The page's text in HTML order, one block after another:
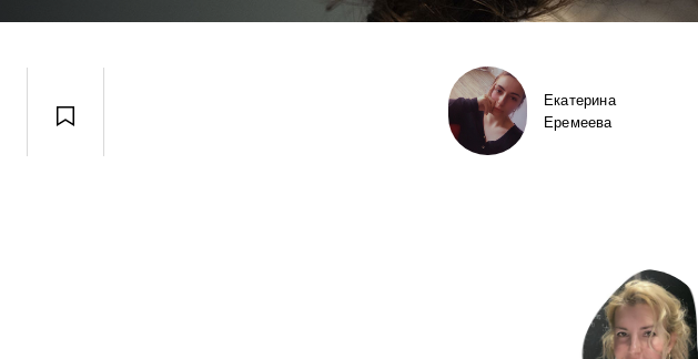
Екатерина
Еремеева